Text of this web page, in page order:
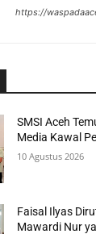
https://
SMSI Aceh
Media Kawal
10 Agustus 2026
Faisal Ilyas
Mawardi Nur